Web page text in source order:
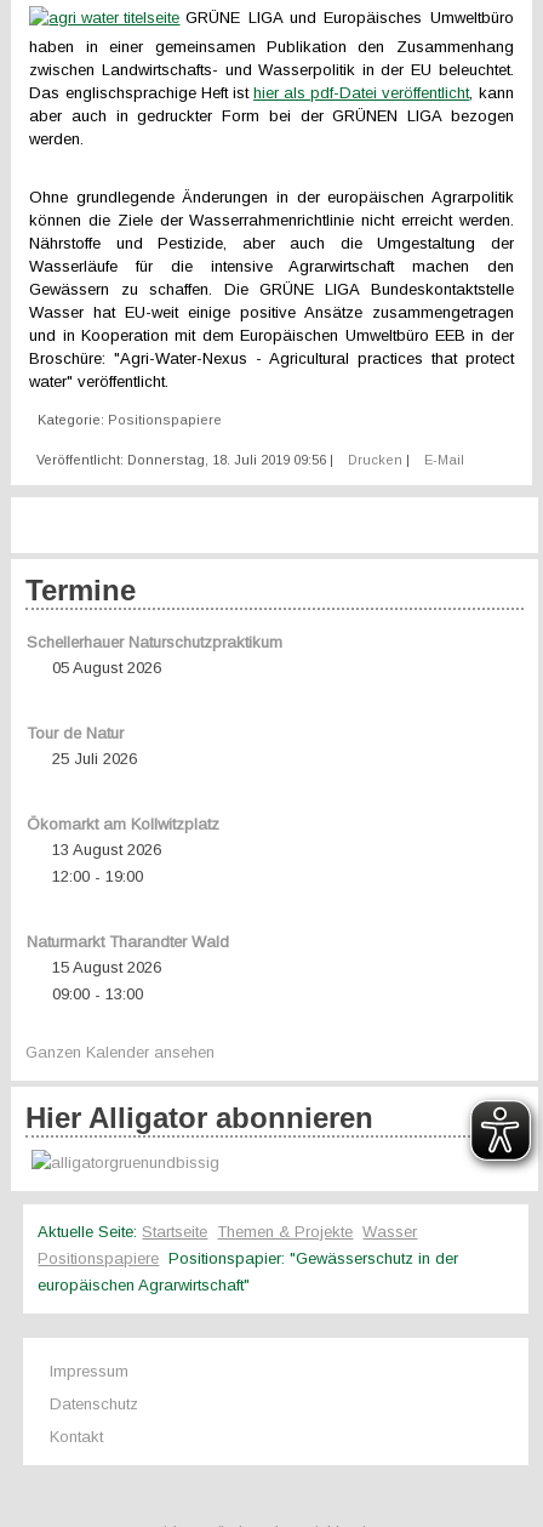
GRÜNE LIGA und Europäisches Umweltbüro
haben in einer gemeinsamen Publikation den Zusammenhang
zwischen Landwirtschafts- und Wasserpolitik in der EU beleuchtet.
Das englischsprachige Heft ist hier als pdf-Datei veröffentlicht, kann
aber auch in gedruckter Form bei der GRÜNEN LIGA bezogen
werden.
Ohne grundlegende Änderungen in der europäischen Agrarpolitik
können die Ziele der Wasserrahmenrichtlinie nicht erreicht werden.
Nährstoffe und Pestizide, aber auch die Umgestaltung der
Wasserläufe für die intensive Agrarwirtschaft machen den
Gewässern zu schaffen. Die GRÜNE LIGA Bundeskontaktstelle
Wasser hat EU-weit einige positive Ansätze zusammengetragen
und in Kooperation mit dem Europäischen Umweltbüro EEB in der
Broschüre: "Agri-Water-Nexus - Agricultural practices that protect
water" veröffentlicht.
Kategorie: Positionspapiere
Veröffentlicht: Donnerstag, 18. Juli 2019 09:56 | Drucken | E-Mail
Termine
Schellerhauer Naturschutzpraktikum
05 August 2026
Tour de Natur
25 Juli 2026
Ökomarkt am Kollwitzplatz
13 August 2026
12:00- 19:00
Naturmarkt Tharandter Wald
15 August 2026
09:00- 13:00
Ganzen Kalender ansehen
Hier Alligator abonnieren
Aktuelle Seite:Startseite Themen & Projekte Wasser
Positionspapiere Positionspapier: "Gewässerschutz in der
europäischen Agrarwirtschaft"
Impressum
Datenschutz
Kontakt